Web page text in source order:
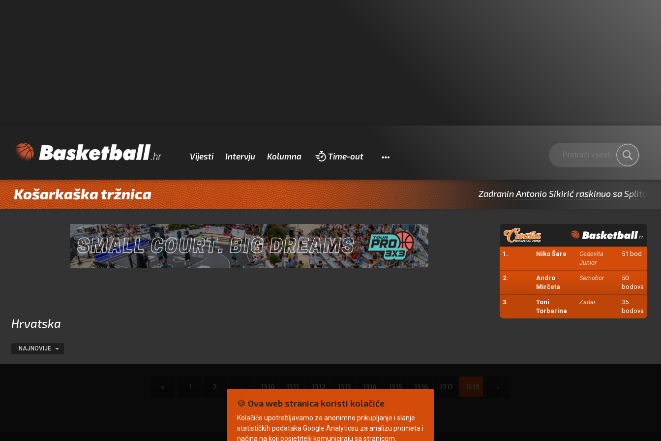
Vijesti Intervju Kolumna Time-out Pretraži
Košarkaška tržnica Zadranin Antonio Sikirić raskinuo sa Splitom
1. Niko Šare
Cedevita
Junior
51 bod
2.
Andro
Mirčeta
Samobor
50
bodova
3.
Toni
Torbarina
Zadar
35
bodova
Hrvatska
NAJNOVIJE
« 1 2 1310 1311 1312 1313 1314 1315 1316 1317 1318
🍪 Ova web stranica koristi kolačiće
Kolačiće upotrebljavamo za anonimno prikupljanje i slanje
statističkih podataka Google Analyticsu za analizu prometa i
načina na koji posjetitelji komuniciraju sa stranicom.